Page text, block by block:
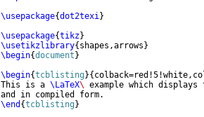
\usepackage{dot2texi}
\usepackage{tikz}
\usetikzlibrary{ shapes,arrows }
\begin{document }
\begin{tcblisting }{
This is a \LaTeX\ example which
and in compiled form.
\end {tcblisting }